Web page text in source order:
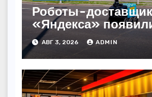
Роботы-
«Яндекса»
Казахстане
АВГ 3, 2026 ADMIN